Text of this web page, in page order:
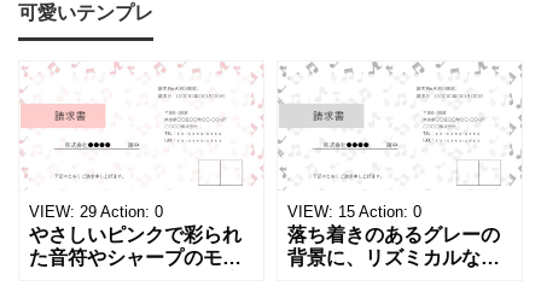
め！過払い･誤入金などが
発生した際にも使える、
モノクロでシンプルな
「返金領収書」のテンプ
レートとなります。 A4縦
型サイズで用紙に印
表になります。 A4横型サ
イズの無料テンプレート
で、Excel・Wo
可愛いテンプレ
VIEW: 29 Action: 0
やさしいピンクで彩られ
た音符やシャープのモチ
VIEW: 15 Action: 0
落ち着きのあるグレーの
背景に、リズミカルな音